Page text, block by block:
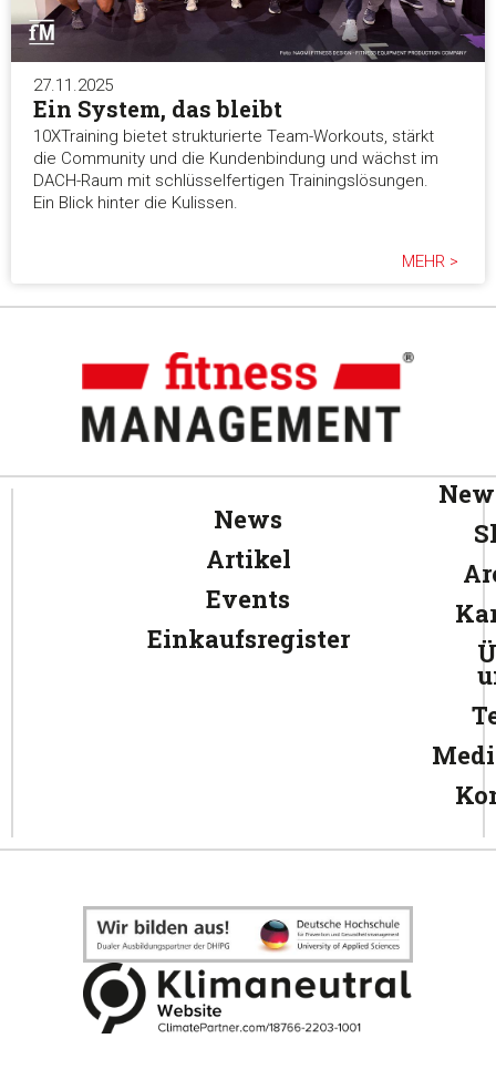
27.11.2025
Ein System, das bleibt
10XTraining bietet strukturierte Team-Workouts, stärkt
die Community und die Kundenbindung und wächst im
DACH-Raum mit schlüsselfertigen Trainingslösungen.
Ein Blick hinter die Kulissen.
MEHR >
News
Artikel
Events
Einkaufsregister